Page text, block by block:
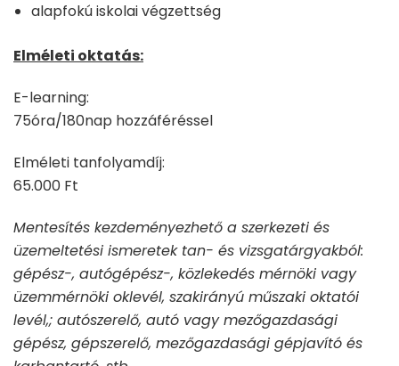
alapfokú iskolai végzettség
Elméleti oktatás:
E-learning:
75óra/180nap hozzáféréssel
Elméleti tanfolyamdíj:
65.000 Ft
Mentesítés kezdeményezhető a szerkezeti és
üzemeltetési ismeretek tan- és vizsgatárgyakból:
gépész-, autógépész-, közlekedés mérnöki vagy
üzemmérnöki oklevél, szakirányú műszaki oktatói
levél,; autószerelő, autó vagy mezőgazdasági
gépész, gépszerelő, mezőgazdasági gépjavító és